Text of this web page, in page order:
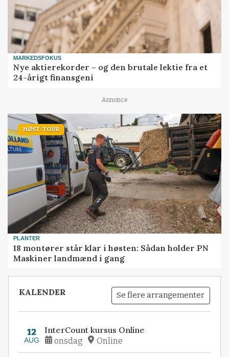
MARKEDSFOKUS
Nye aktierekorder – og den brutale lektie fra et
24-årigt finansgeni
Annonce
HØST-TOUR
PLANTER
18 montører står klar i høsten: Sådan holder PN
Maskiner landmænd i gang
KALENDER Se flere arrangementer
12
AUG
InterCount kursus Online
onsdag Online